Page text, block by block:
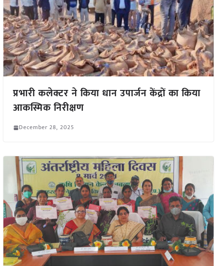
प्रभारी कलेक्टर ने किया धान उपार्जन केंद्रों का किया
आकस्मिक निरीक्षण
December 28, 2025